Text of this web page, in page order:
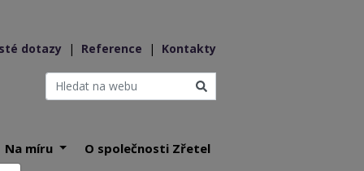
dotazy | Reference | Kontakty
Na míru O společnosti Zřetel